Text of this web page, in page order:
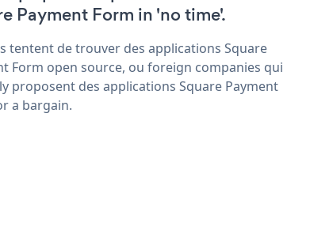
Payment Form in 'no time'.
tentent de trouver des applications Square
Form open source, ou foreign companies qui
proposent des applications Square Payment
a bargain.